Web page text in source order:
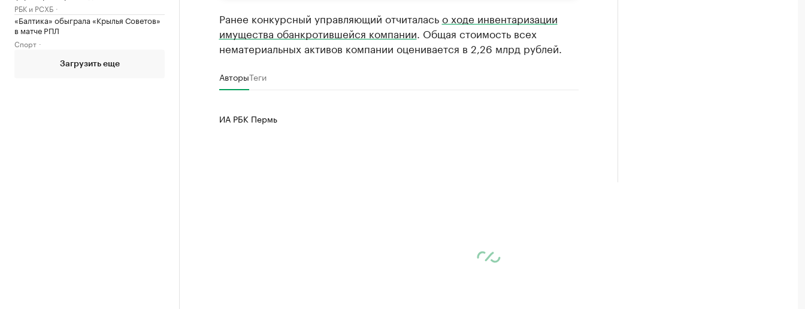
РБК и РСХБ
«Балтика» обыграла «Крылья Советов»
в матче РПЛ
Спорт
Загрузить еще
Ранее конкурсный управляющий отчиталасьо ходе инвентаризации
имущества обанкротившейся компании . Общая стоимость всех
нематериальных активов компании оценивается в 2,26 млрд рублей. ​
АвторыТеги
ИА РБК Пермь